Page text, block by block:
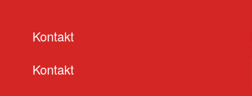
Kontakt
Kontakt